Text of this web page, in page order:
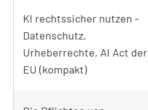
KI rechtssicher nutzen -
Datenschutz,
Urheberrechte, AI Act der
EU (kompakt)